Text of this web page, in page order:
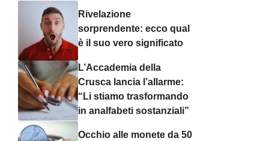
Rivelazione
sorprendente: ecco qual
è il suo vero significato
L’Accademia della
Crusca lancia l’allarme:
“Li stiamo trasformando
in analfabeti sostanziali”
Occhio alle monete da 50